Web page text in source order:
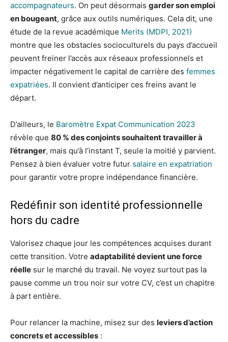
accompagnateurs. On peut désormais garder son emploi
en bougeant, grâce aux outils numériques. Cela dit, une
étude de la revue académique Merits (MDPI, 2021)
montre que les obstacles socioculturels du pays d’accueil
peuvent freiner l’accès aux réseaux professionnels et
impacter négativement le capital de carrière des femmes
expatriées. Il convient d’anticiper ces freins avant le
départ.
D’ailleurs, le Baromètre Expat Communication 2023
révèle que 80 % des conjoints souhaitent travailler à
l’étranger, mais qu’à l’instant T, seule la moitié y parvient.
Pensez à bien évaluer votre futur salaire en expatriation
pour garantir votre propre indépendance financière.
Redéfinir son identité professionnelle
hors du cadre
Valorisez chaque jour les compétences acquises durant
cette transition. Votre adaptabilité devient une force
réelle sur le marché du travail. Ne voyez surtout pas la
pause comme un trou noir sur votre CV, c’est un chapitre
à part entière.
Pour relancer la machine, misez sur des leviers d’action
concrets et accessibles :